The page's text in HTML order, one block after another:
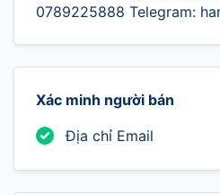
0789225888 Telegram:
Xác minh người bán
Địa chỉ Email